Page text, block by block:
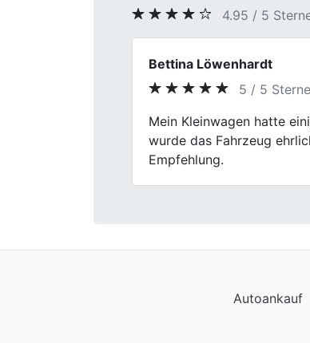
4.95 / 5
Lisa Krüger
5 / 5 Sterne
Mein Besuch bei Fischer
Wagens war wirklich